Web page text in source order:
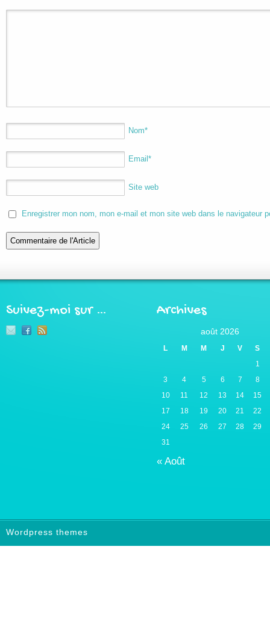
Nom*
Email*
Site web
Enregistrer mon nom, mon e-mail et mon site web dans le navigateur
Suivez-moi sur … Archives
août 2026
L M M J V S
« Août
1
3
4 5 6 7
8
10
11 12 13 14
15
17
18 19 20 21
22
24
25 26 27 28
29
31
Wordpress themes